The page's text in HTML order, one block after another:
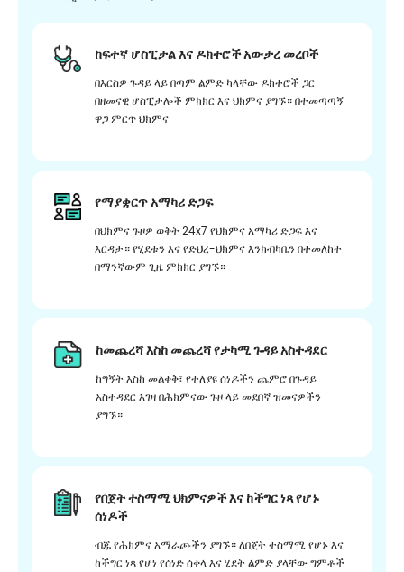
ከፍተኛ ሆስፒታል እና ዶክተሮች አውታረ መረቦች
በእርስዎ ጉዳይ ላይ በጣም ልምድ ካላቸው ዶክተሮች ጋር
በዘመናዊ ሆስፒታሎች ምክክር እና ህክምና ያግኙ። በተመጣጣኝ
ዋጋ ምርጥ ህክምና.
የማያቋርጥ አማካሪ ድጋፍ
በህክምና ጉዞዎ ወቅት 24x7 የህክምና አማካሪ ድጋፍ እና
እርዳታ። የሂደቱን እና የድህረ-ህክምና እንክብካቤን በተመለከተ
በማንኛውም ጊዜ ምክክር ያግኙ።
ከመጨረሻ እስከ መጨረሻ የታካሚ ጉዳይ አስተዳደር
ከግኝት እስከ መልቀቅ፣ የተለያዩ ሰነዶችን ጨምሮ በጉዳይ
አስተዳደር እገዛ በሕክምናው ጉዞ ላይ መደበኛ ዝመናዎችን
ያግኙ።
የበጀት ተስማሚ ህክምናዎች እና ከችግር ነጻ የሆኑ
ሰነዶች
ብጁ የሕክምና አማራጮችን ያግኙ። ለበጀት ተስማሚ የሆኑ እና
ከችግር ነጻ የሆነ የሰነድ ሰቀላ እና ሂደት ልምድ ያላቸው ግምቶች